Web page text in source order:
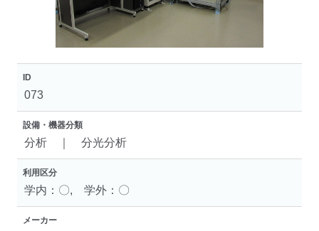
ID
073
設備・機器分類
分析 ｜ 分光分析
利用区分
学内：〇, 学外：〇
メーカー